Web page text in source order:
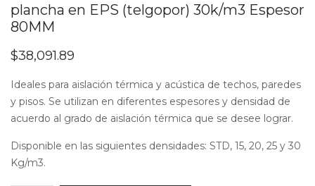
plancha en EPS (telgopor) 30k/m3 Espesor
80MM
$38,091.89
Ideales para aislación térmica y acústica de techos, paredes
y pisos. Se utilizan en diferentes espesores y densidad de
acuerdo al grado de aislación térmica que se desee lograr.
Disponible en las siguientes densidades: STD, 15, 20, 25 y 30
Kg/m3.